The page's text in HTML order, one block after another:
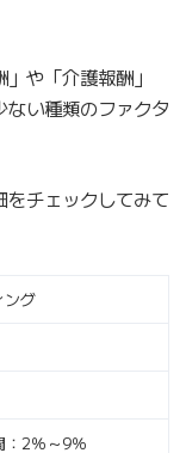
や「介護報酬」
ない種類のファクタ
チェックしてみて
ング
2％～9％